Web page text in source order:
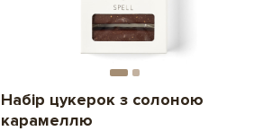
Набір цукерок з солоною
карамеллю